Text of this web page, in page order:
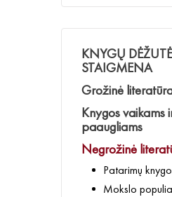
KNYGŲ
STAIGMENA
Grožinė
Knygos vaikams
paaugliams
Negrožinė
Patarimų
Mokslo